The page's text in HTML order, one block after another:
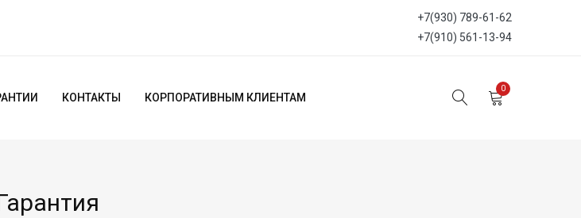
+7(930) 789-61-62
+7(910) 561-13-94
КОНТАКТЫ КОРПОРАТИВНЫМ КЛИЕНТАМ
0